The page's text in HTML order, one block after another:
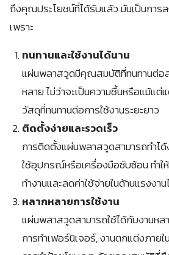
ถึงคุณประโยชน์ที่ได้รับแล้ว มันเป็นการ
เพราะ
ทนทานและใช้งานได้นาน
แผ่นพลาสวูดมีคุณสมบัติที่ทนทานต่อ
หลาย ไม่ว่าจะเป็นความชื้นหรือแม้แต่
วัสดุที่ทนทานต่อการใช้งานระยะยาว
ติดตั้งง่ายและรวดเร็ว
การติดตั้งแผ่นพลาสวูดสามารถทำได้
ใช้อุปกรณ์หรือเครื่องมือซับซ้อน ทำใ
ทำงานและลดค่าใช้จ่ายในด้านแรงงา
หลากหลายการใช้งาน
แผ่นพลาสวูดสามารถใช้ได้กับงานหล
การทำเฟอร์นิเจอร์, งานตกแต่งภายใ